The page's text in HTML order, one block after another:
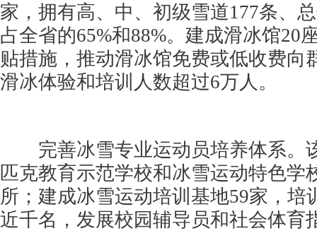
家，拥有高、中、初级雪道177条、
占全省的65%和88%。建成滑冰馆20
贴措施，推动滑冰馆免费或低收费向
滑冰体验和培训人数超过6万人。
完善冰雪专业运动员培养体系。
匹克教育示范学校和冰雪运动特色学
所；建成冰雪运动培训基地59家，培
近千名，发展校园辅导员和社会体育